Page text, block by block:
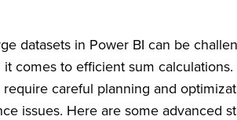
datasets in Power BI can be
comes to efficient sum calculations.
careful planning and
issues. Here are some advanced